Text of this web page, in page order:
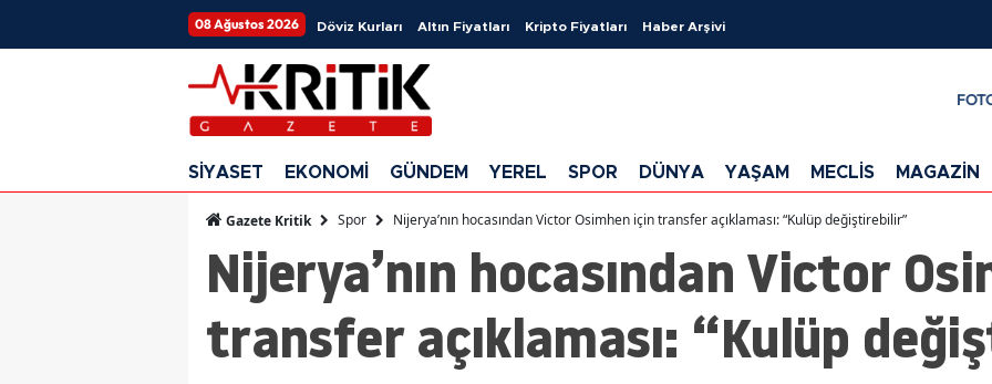
08 Ağustos 2026 Döviz Kurları Altın Fiyatları Kripto Fiyatları Haber Arşivi
SİYASET EKONOMİ GÜNDEM YEREL SPOR DÜNYA YAŞAM MECLİS MAGAZİN
Gazete Kritik Spor Nijerya’nın hocasından Victor Osimhen için transfer açıklaması: “Kulüp değiştirebilir”
Nijerya’nın hocasından Victor
transfer açıklaması: “Kulüp